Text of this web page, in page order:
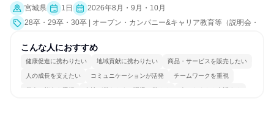
宮城県 1日
2026年8月・9月・10月
28卒・29卒・30卒 | オープン・カンパニー&キャリア教育等（説明会・
こんな人におすすめ
健康促進に携わりたい 地域貢献に携わりたい 商品・サービスを販売したい
人の成長を支えたい コミュニケーションが活発 チームワークを重視
個人の能力を重視 女性が働きやすい環境で働ける 人とたくさん会話する